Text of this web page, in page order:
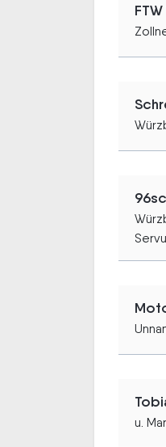
u.